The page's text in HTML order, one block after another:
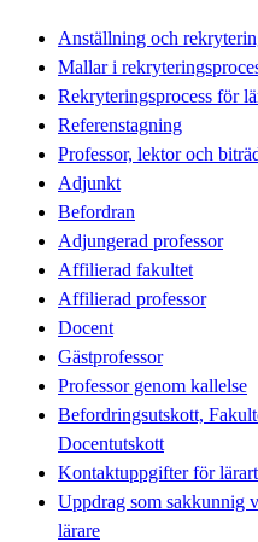
Anställning och
Mallar i
Rekryteringsprocess för
Referenstagning
Professor, lektor och
Adjunkt
Befordran
Adjungerad professor
Affilierad fakultet
Affilierad professor
Docent
Gästprofessor
Professor genom kallelse
Befordringsutskott,
Docentutskott
Kontaktuppgifter för
Uppdrag som sakkunnig
lärare